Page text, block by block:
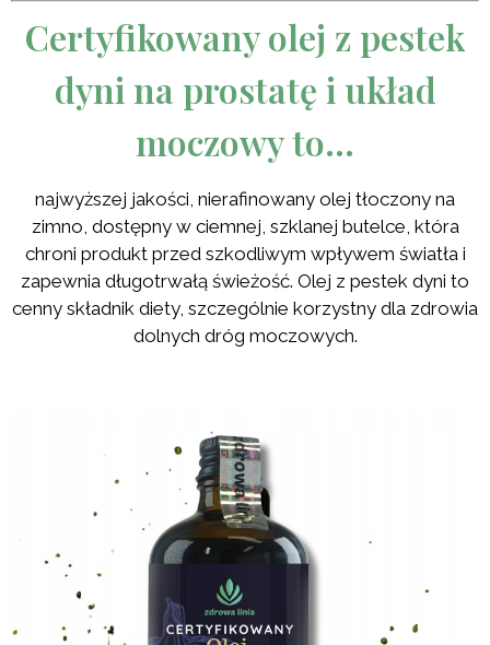
Certyfikowany olej z pestek
dyni na prostatę i układ
moczowy to…
najwyższej jakości, nierafinowany olej tłoczony na
zimno, dostępny w ciemnej, szklanej butelce, która
chroni produkt przed szkodliwym wpływem światła i
zapewnia długotrwałą świeżość. Olej z pestek dyni to
cenny składnik diety, szczególnie korzystny dla zdrowia
dolnych dróg moczowych.